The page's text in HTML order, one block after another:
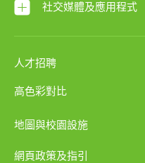
社交媒體及應用程式
人才招聘
高色彩對比
地圖與校園設施
網頁政策及指引